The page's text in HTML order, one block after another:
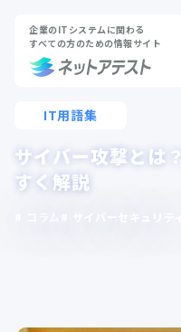
企業のITシステムに関わる
すべての方のための情報サイト
IT用語集
サイバー攻撃とは
すく解説